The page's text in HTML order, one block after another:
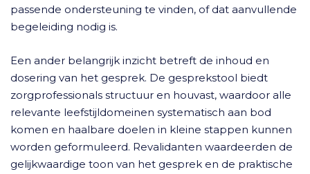
passende ondersteuning te vinden, of dat aanvullende
begeleiding nodig is.
Een ander belangrijk inzicht betreft de inhoud en
dosering van het gesprek. De gesprekstool biedt
zorgprofessionals structuur en houvast, waardoor alle
relevante leefstijldomeinen systematisch aan bod
komen en haalbare doelen in kleine stappen kunnen
worden geformuleerd. Revalidanten waardeerden de
gelijkwaardige toon van het gesprek en de praktische